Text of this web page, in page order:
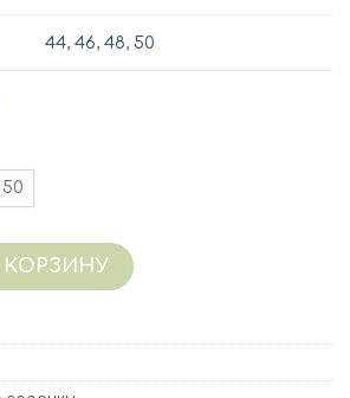
44,46,48, 50
50
(т.индиго) Сорочка виск
КОРЗИНУ